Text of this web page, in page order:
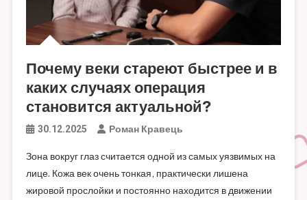
Почему веки стареют быстрее и в
каких случаях операция
становится актуальной?
30.12.2025 Роман Кравець
Зона вокруг глаз считается одной из самых уязвимых на
лице. Кожа век очень тонкая, практически лишена
жировой прослойки и постоянно находится в движении